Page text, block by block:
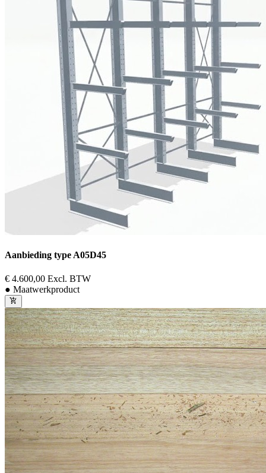
Aanbieding type A05D45
€ 4.600,00 Excl. BTW
● Maatwerkproduct